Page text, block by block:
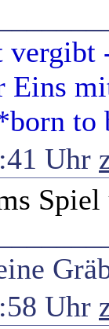
-
Eins
to
Uhr
Uhr